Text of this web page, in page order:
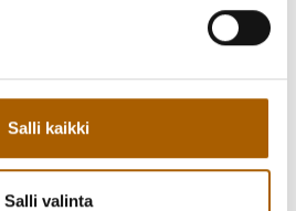
Salli kaikki
Salli valinta
ja Partiolippukunta Tyrnävän